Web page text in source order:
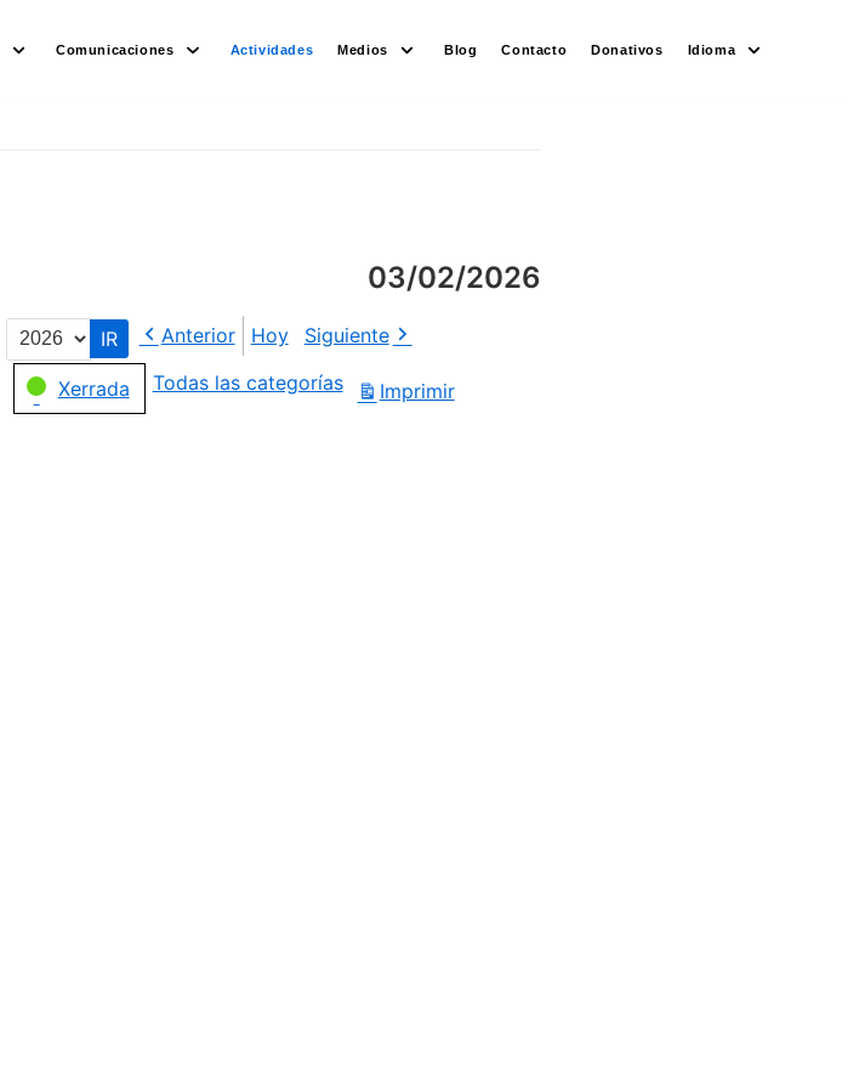
Comunicaciones Actividades Medios Blog Contacto Donativos Idioma
03/02/2026
Anterior Hoy
Siguiente
Xerrada Todas las categorías Imprimir